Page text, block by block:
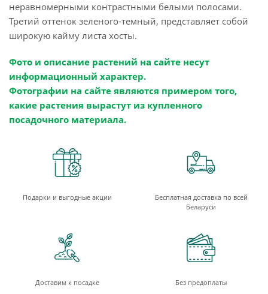
неравномерными контрастными белыми полосами.
Третий оттенок зеленого-темный, представляет собой
широкую кайму листа хосты.
Фото и описание растений на сайте несут
информационный характер.
Фотографии на сайте являются примером того,
какие растения вырастут из купленного
посадочного материала.
Подарки и выгодные акции
Бесплатная доставка по всей
Беларуси
Доставим к посадке Без предоплаты